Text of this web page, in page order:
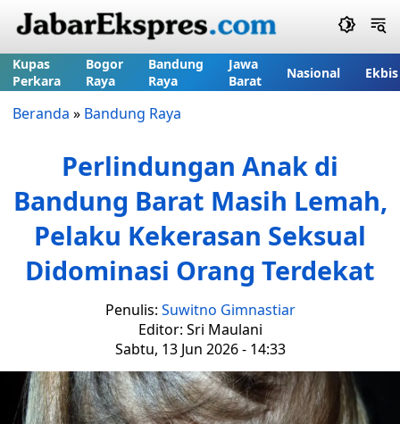
Kupas
Perkara
Bogor
Raya
Bandung
Raya
Jawa
Barat
Nasional Ekbis
Beranda » Bandung Raya
Perlindungan Anak di
Bandung Barat Masih Lemah,
Pelaku Kekerasan Seksual
Didominasi Orang Terdekat
Penulis: Suwitno Gimnastiar
Editor: Sri Maulani
Sabtu, 13 Jun 2026 - 14:33